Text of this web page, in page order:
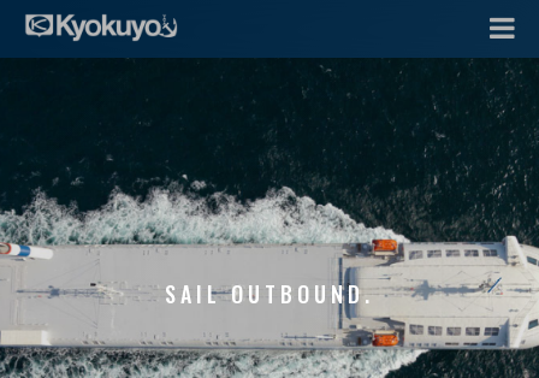
SAIL OUTBOUND.